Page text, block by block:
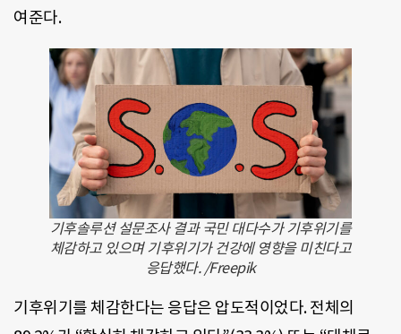
여준다.
기후솔루션 설문조사 결과 국민 대다수가 기후위기를
체감하고 있으며 기후위기가 건강에 영향을 미친다고
응답했다. /Freepik
기후위기를 체감한다는 응답은 압도적이었다. 전체의